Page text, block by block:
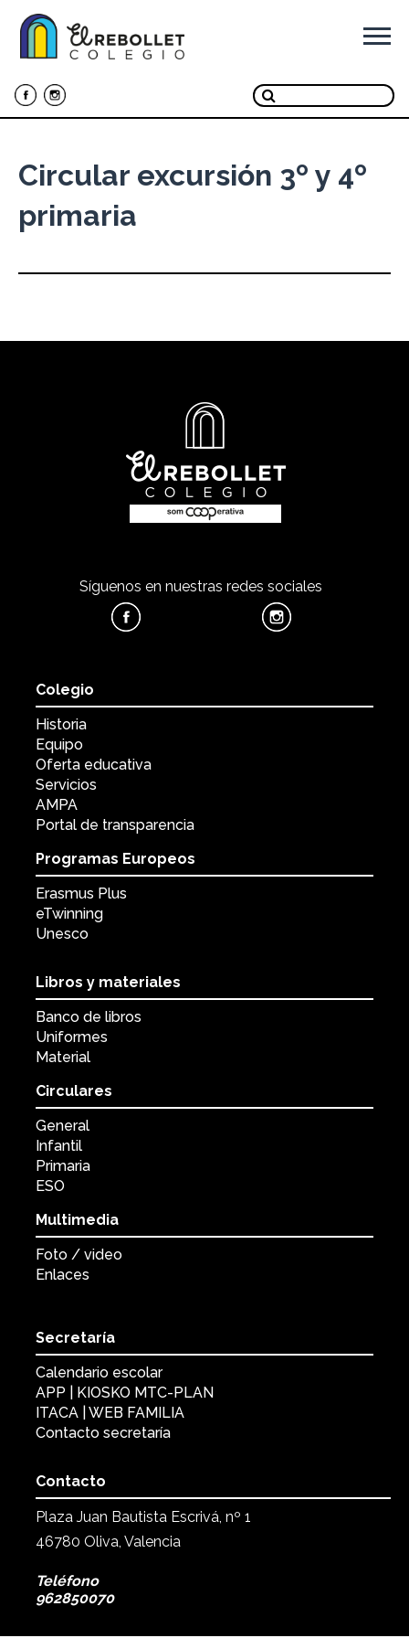
Circular excursión 3º y 4º
primaria
Síguenos en nuestras redes sociales
Colegio
Historia
Equipo
Oferta educativa
Servicios
AMPA
Portal de transparencia
Programas Europeos
Erasmus Plus
eTwinning
Unesco
Libros y materiales
Banco de libros
Uniformes
Material
Circulares
General
Infantil
Primaria
ESO
Multimedia
Foto / video
Enlaces
Secretaría
Calendario escolar
APP | KIOSKO MTC-PLAN
ITACA | WEB FAMILIA
Contacto secretaría
Contacto
Plaza Juan Bautista Escrivá, nº 1
46780 Oliva, Valencia
Teléfono
962850070